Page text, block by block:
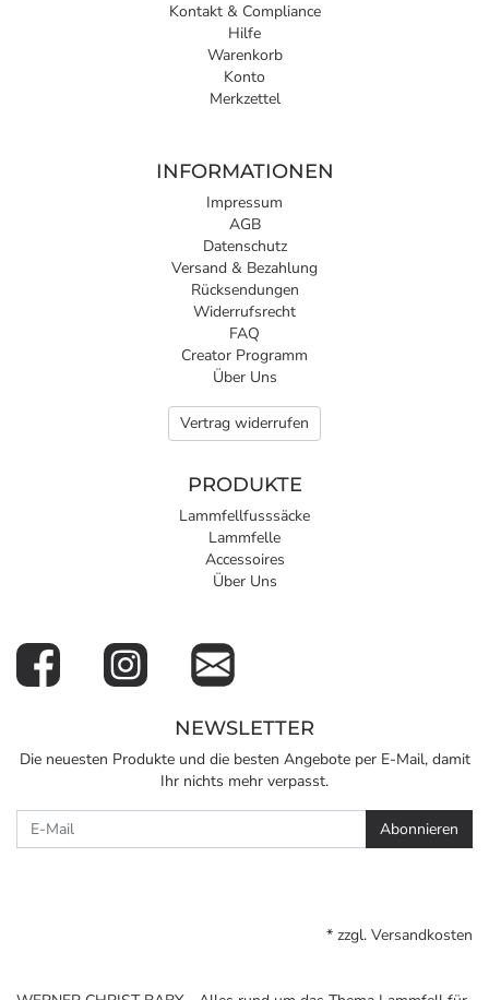
Kontakt & Compliance
Hilfe
Warenkorb
Konto
Merkzettel
INFORMATIONEN
Impressum
AGB
Datenschutz
Versand & Bezahlung
Rücksendungen
Widerrufsrecht
FAQ
Creator Programm
Über Uns
Vertrag widerrufen
PRODUKTE
Lammfellfusssäcke
Lammfelle
Accessoires
Über Uns
NEWSLETTER
Die neuesten Produkte und die besten Angebote per E-Mail, damit
Ihr nichts mehr verpasst.
Abonnieren
* zzgl. Versandkosten